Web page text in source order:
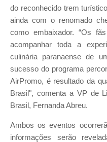
do reconhecido trem
ainda com o renomado
como embaixador. “Os
acompanhar toda a
culinária paranaense de
sucesso do programa
AirPromo, é resultado da
Brasil", comenta a VP de
Brasil, Fernanda Abreu.
Ambos os eventos
informações serão